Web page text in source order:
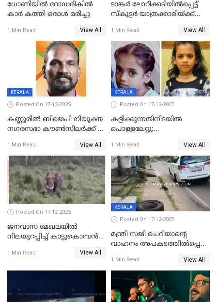
ധോണിയിൽ റോഡരികിൽ
കാർ കത്തി ഒരാൾ മരിച്ചു
1 Min Read View All
ടാങ്കർ ലോറിക്കടിയിൽപ്പെട്ട്
സ്കൂട്ടർ യാത്രക്കാരിയ്ക്ക്
കണ്ടോത്ത് ദേശീയ പാതയിൽ
1 Min Read View All
KERALA
Posted On 17-12-2025
കണ്ണൂരിൽ ബിജെപി നിയുക്ത
നഗരസഭാ കൗൺസിലർക്ക് 36
1 Min Read View All
KERALA
Posted On 17-12-2025
കളിക്കുന്നതിനിടയിൽ
പൊള്ളലേറ്റു;
ക്ലാസ് വിദ്യാർത്ഥിനി മരിച്ചു
1 Min Read View All
Posted On 17-12-2025
ജനവാസ മേഖലയില്‍
നിലയുറപ്പിച്ച് കാട്ടുകൊമ്പന്‍
1 Min Read View All
KERALA
Posted On 17-12-2025
മന്ത്രി സജി ചെറിയാന്റെ
വാഹനം അപകടത്തിൽപ്പെട്ടു;
രക്ഷപ്പെട്ടത് തലനാരിടയ്ക്ക്
1 Min Read View All